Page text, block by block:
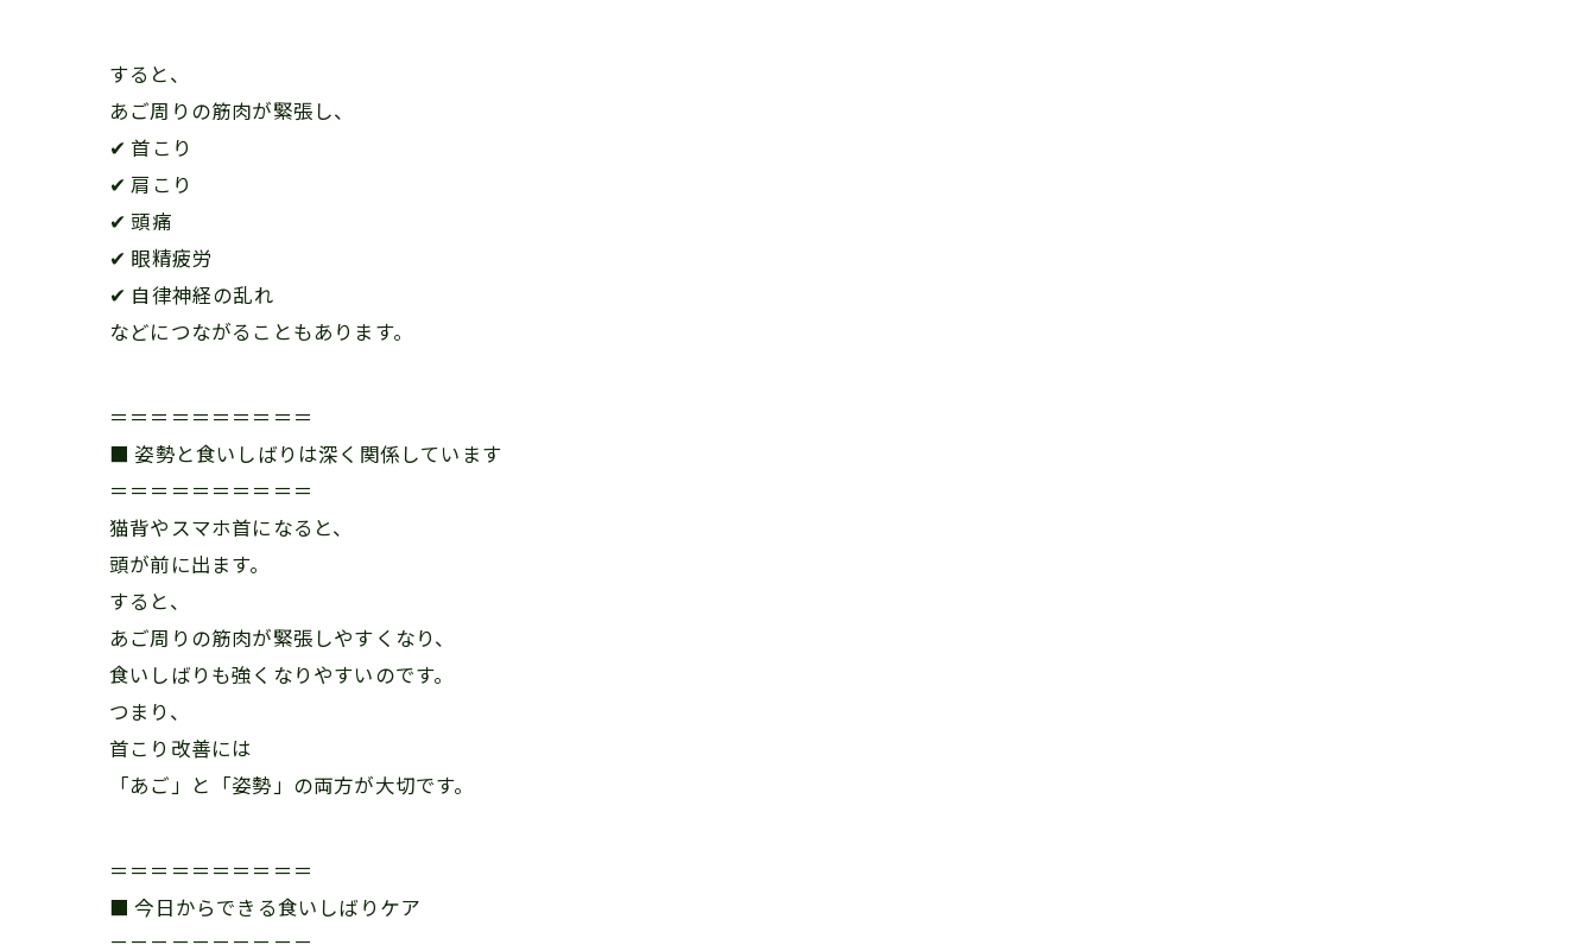
すると、
あご周りの筋肉が緊張し、
✔ 首こり
✔ 肩こり
✔ 頭痛
✔ 眼精疲労
✔ 自律神経の乱れ
などにつながることもあります。
＝＝＝＝＝＝＝＝＝＝
■ 姿勢と食いしばりは深く関係しています
＝＝＝＝＝＝＝＝＝＝
猫背やスマホ首になると、
頭が前に出ます。
すると、
あご周りの筋肉が緊張しやすくなり、
食いしばりも強くなりやすいのです。
つまり、
首こり改善には
「あご」と「姿勢」の両方が大切です。
＝＝＝＝＝＝＝＝＝＝
■ 今日からできる食いしばりケア